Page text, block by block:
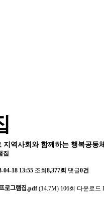
지역사회와 함께하는 행복공동
집
04-18 13:55 조회 8,377회 댓글0건
(14.7M) 106회 다운로드